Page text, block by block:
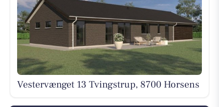
Vestervænget 13 Tvingstrup, 8700 Horsens